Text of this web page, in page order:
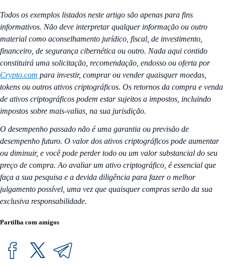
Todos os exemplos listados neste artigo são apenas para fins
informativos. Não deve interpretar qualquer informação ou outro
material como aconselhamento jurídico, fiscal, de investimento,
financeiro, de segurança cibernética ou outro. Nada aqui contido
constituirá uma solicitação, recomendação, endosso ou oferta por
Crypto.com para investir, comprar ou vender quaisquer moedas,
tokens ou outros ativos criptográficos. Os retornos da compra e venda
de ativos criptográficos podem estar sujeitos a impostos, incluindo
impostos sobre mais-valias, na sua jurisdição.
O desempenho passado não é uma garantia ou previsão de
desempenho futuro. O valor dos ativos criptográficos pode aumentar
ou diminuir, e você pode perder todo ou um valor substancial do seu
preço de compra. Ao avaliar um ativo criptográfico, é essencial que
faça a sua pesquisa e a devida diligência para fazer o melhor
julgamento possível, uma vez que quaisquer compras serão da sua
exclusiva responsabilidade.
Partilha com amigos